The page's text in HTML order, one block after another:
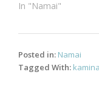
In "Namai"
Posted in: Namai
Tagged With: